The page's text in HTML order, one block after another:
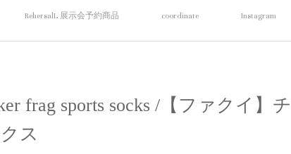
RehersalL 展示会予約商品 coordinate Instagram
frag sports socks /【ファクイ
ス